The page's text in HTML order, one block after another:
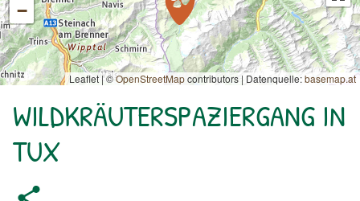
−
Leaflet | ©OpenStreetMapcontributors | Datenquelle:basemap.at
WILDKRÄUTERSPAZIERGANG IN
TUX